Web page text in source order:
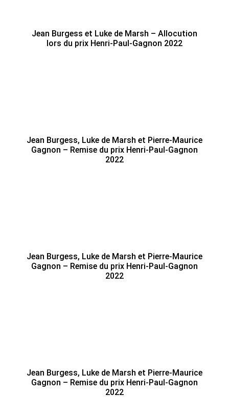
Jean Burgess et Luke de Marsh – Allocution
lors du prix Henri-Paul-Gagnon 2022
Jean Burgess, Luke de Marsh et Pierre-Maurice
Gagnon – Remise du prix Henri-Paul-Gagnon
2022
Jean Burgess, Luke de Marsh et Pierre-Maurice
Gagnon – Remise du prix Henri-Paul-Gagnon
2022
Jean Burgess, Luke de Marsh et Pierre-Maurice
Gagnon – Remise du prix Henri-Paul-Gagnon
2022